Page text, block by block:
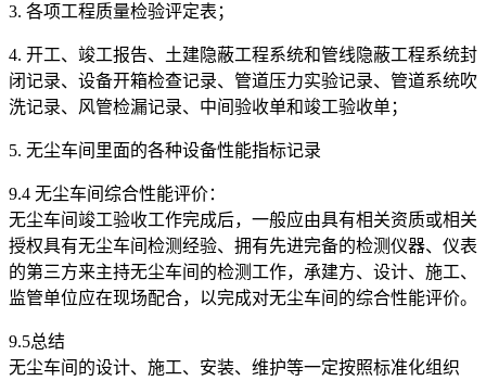
3. 各项工程质量检验评定表；
4. 开工、竣工报告、土建隐蔽工程系统和管线隐蔽工程系统封
闭记录、设备开箱检查记录、管道压力实验记录、管道系统吹
洗记录、风管检漏记录、中间验收单和竣工验收单；
5. 无尘车间里面的各种设备性能指标记录
9.4 无尘车间综合性能评价：
无尘车间竣工验收工作完成后，一般应由具有相关资质或相关
授权具有无尘车间检测经验、拥有先进完备的检测仪器、仪表
的第三方来主持无尘车间的检测工作，承建方、设计、施工、
监管单位应在现场配合，以完成对无尘车间的综合性能评价。
9.5总结
无尘车间的设计、施工、安装、维护等一定按照标准化组织